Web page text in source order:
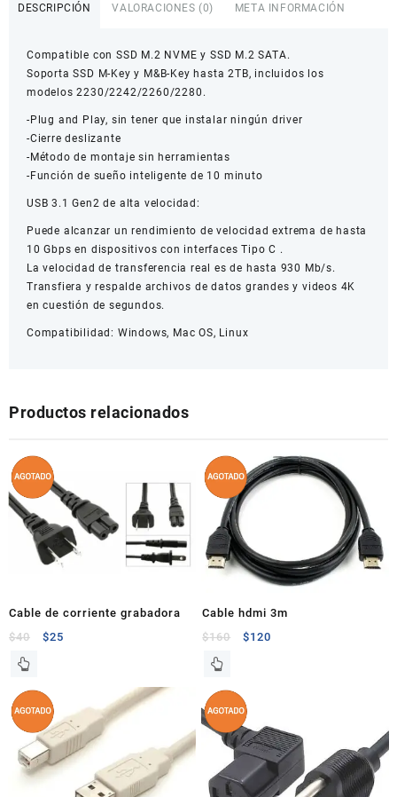
M2
Nvme
/
C
DESCRIPCIÓN VALORACIONES (0) META INFORMACIÓN
Compatible con SSD M.2 NVME y SSD M.2 SATA.
Soporta SSD M-Key y M&B-Key hasta 2TB, incluidos los
modelos 2230/2242/2260/2280.
-Plug and Play, sin tener que instalar ningún driver
-Cierre deslizante
-Método de montaje sin herramientas
-Función de sueño inteligente de 10 minuto
USB 3.1 Gen2 de alta velocidad:
Puede alcanzar un rendimiento de velocidad extrema de hasta
10 Gbps en dispositivos con interfaces Tipo C .
La velocidad de transferencia real es de hasta 930 Mb/s.
Transfiera y respalde archivos de datos grandes y videos 4K
en cuestión de segundos.
Compatibilidad: Windows, Mac OS, Linux
Productos relacionados
Cable de corriente grabadora
$40 $25
Cable hdmi 3m
$160 $120